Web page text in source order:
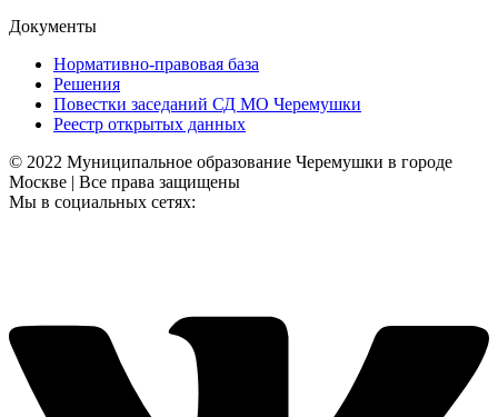
Документы
Нормативно-правовая база
Решения
Повестки заседаний СД МО Черемушки
Реестр открытых данных
© 2022 Муниципальное образование Черемушки в городе
Москве | Все права защищены
Мы в социальных сетях: